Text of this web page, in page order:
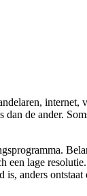
internet,
de ander.
lage
anders